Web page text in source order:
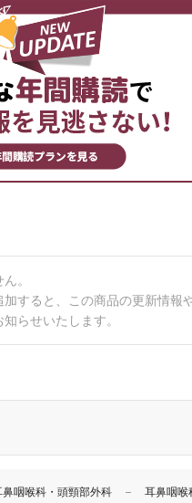
鼻咽喉科・頭頸部外科 耳鼻咽喉
。
加すると、この商品の更新情報
らせいたします。